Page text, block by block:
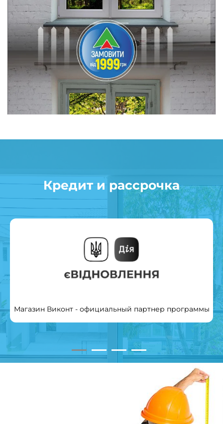
Кредит и рассрочка
Магазин Виконт - официальный партнер программы